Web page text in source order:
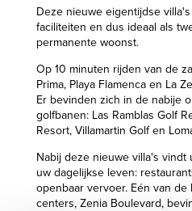
Deze nieuwe eigentijdse
faciliteiten en dus ideaal als
permanente woonst.
Op 10 minuten rijden van de
Prima, Playa Flamenca en La
Er bevinden zich in de nabije
golfbanen: Las Ramblas Golf
Resort, Villamartin Golf en
Nabij deze nieuwe villa's vindt
uw dagelijkse leven:
openbaar vervoer. Eén van
centers, Zenia Boulevard,